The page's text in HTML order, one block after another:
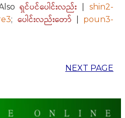
ရှင်ပင်ပေါင်းလည်း |shin2-
; ပေါင်းလည်းတော်
poun3-
NEXT PAGE